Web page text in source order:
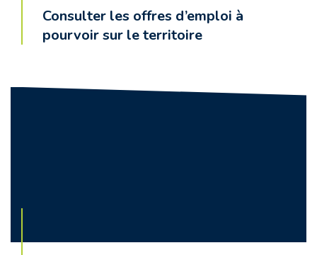
Consulter les offres d’emploi à
pourvoir sur le territoire